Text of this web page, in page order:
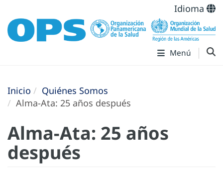
Idioma
Menú
Inicio
Quiénes Somos
Alma-Ata: 25 años después
Alma-Ata: 25 años
después